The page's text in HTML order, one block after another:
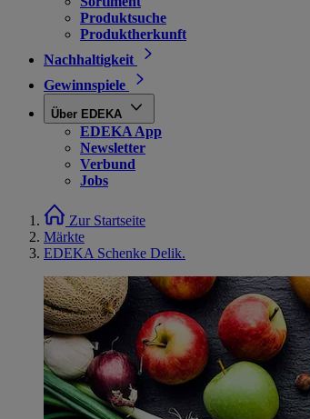
Produktsuche
Produktherkunft
Nachhaltigkeit
Gewinnspiele
Über EDEKA
EDEKA App
Newsletter
Verbund
Jobs
Zur Startseite
Märkte
EDEKA Schenke Delik.